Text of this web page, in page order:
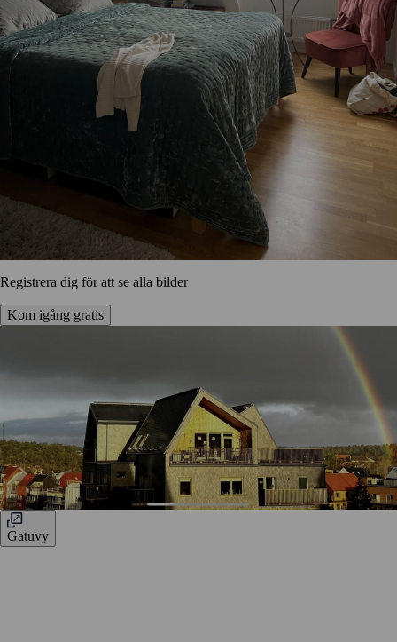
Registrera dig för att se alla bilder
Kom igång gratis
Gatuvy